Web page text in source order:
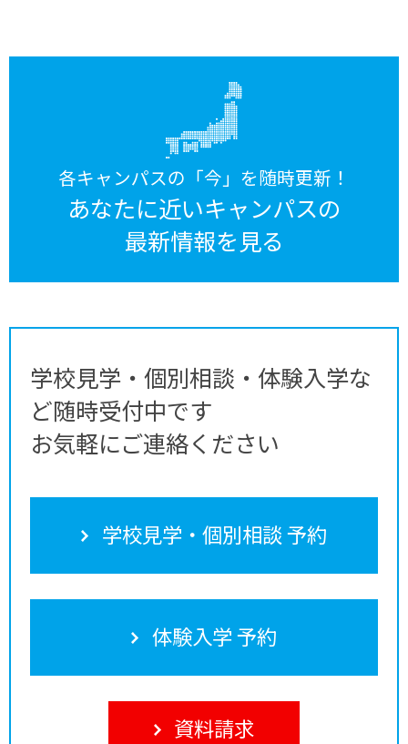
各キャンパスの「今」を随時更新！
あなたに近いキャンパスの
最新情報を見る
学校見学・個別相談・体験入学な
ど随時受付中です
お気軽にご連絡ください
学校見学・個別相談 予約
体験入学 予約
資料請求